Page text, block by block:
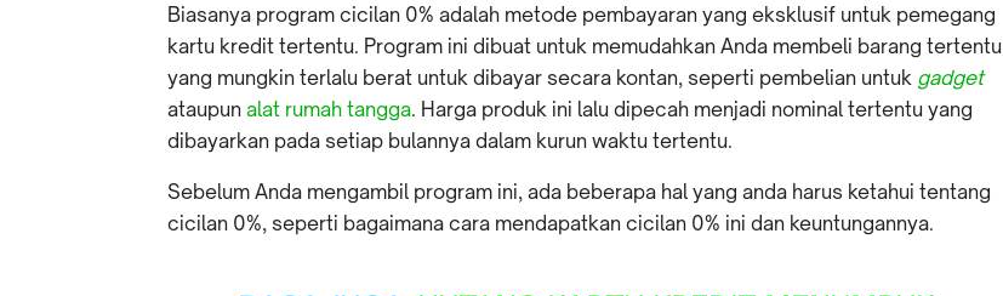
Biasanya program cicilan 0% adalah metode pembayaran yang eksklusif untuk pemegang
kartu kredit tertentu. Program ini dibuat untuk memudahkan Anda membeli barang tertentu
yang mungkin terlalu berat untuk dibayar secara kontan, seperti pembelian untuk gadget
ataupun alat rumah tangga. Harga produk ini lalu dipecah menjadi nominal tertentu yang
dibayarkan pada setiap bulannya dalam kurun waktu tertentu.
Sebelum Anda mengambil program ini, ada beberapa hal yang anda harus ketahui tentang
cicilan 0%, seperti bagaimana cara mendapatkan cicilan 0% ini dan keuntungannya.